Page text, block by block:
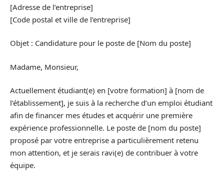
[Adresse de l’entreprise]
[Code postal et ville de l’entreprise]
Objet : Candidature pour le poste de [Nom du poste]
Madame, Monsieur,
Actuellement étudiant(e) en [votre formation] à [nom de
l’établissement], je suis à la recherche d’un emploi étudiant
afin de financer mes études et acquérir une première
expérience professionnelle. Le poste de [nom du poste]
proposé par votre entreprise a particulièrement retenu
mon attention, et je serais ravi(e) de contribuer à votre
équipe.